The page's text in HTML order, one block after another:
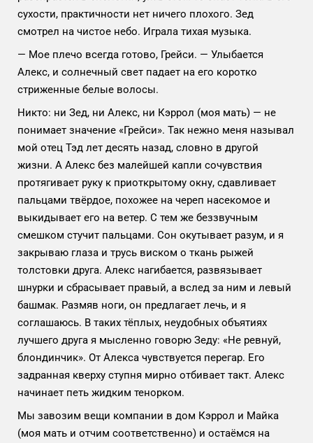
сухости, практичности нет ничего плохого. Зед
смотрел на чистое небо. Играла тихая музыка.
— Мое плечо всегда готово, Грейси. — Улыбается
Алекс, и солнечный свет падает на его коротко
стриженные белые волосы.
Никто: ни Зед, ни Алекс, ни Кэррол (моя мать) — не
понимает значение «Грейси». Так нежно меня называл
мой отец Тэд лет десять назад, словно в другой
жизни. А Алекс без малейшей капли сочувствия
протягивает руку к приоткрытому окну, сдавливает
пальцами твёрдое, похожее на череп насекомое и
выкидывает его на ветер. С тем же беззвучным
смешком стучит пальцами. Сон окутывает разум, и я
закрываю глаза и трусь виском о ткань рыжей
толстовки друга. Алекс нагибается, развязывает
шнурки и сбрасывает правый, а вслед за ним и левый
башмак. Размяв ноги, он предлагает лечь, и я
соглашаюсь. В таких тёплых, неудобных объятиях
лучшего друга я мысленно говорю Зеду: «Не ревнуй,
блондинчик». От Алекса чувствуется перегар. Его
задранная кверху ступня мирно отбивает такт. Алекс
начинает петь жидким тенорком.
Мы завозим вещи компании в дом Кэррол и Майка
(моя мать и отчим соответственно) и остаёмся на